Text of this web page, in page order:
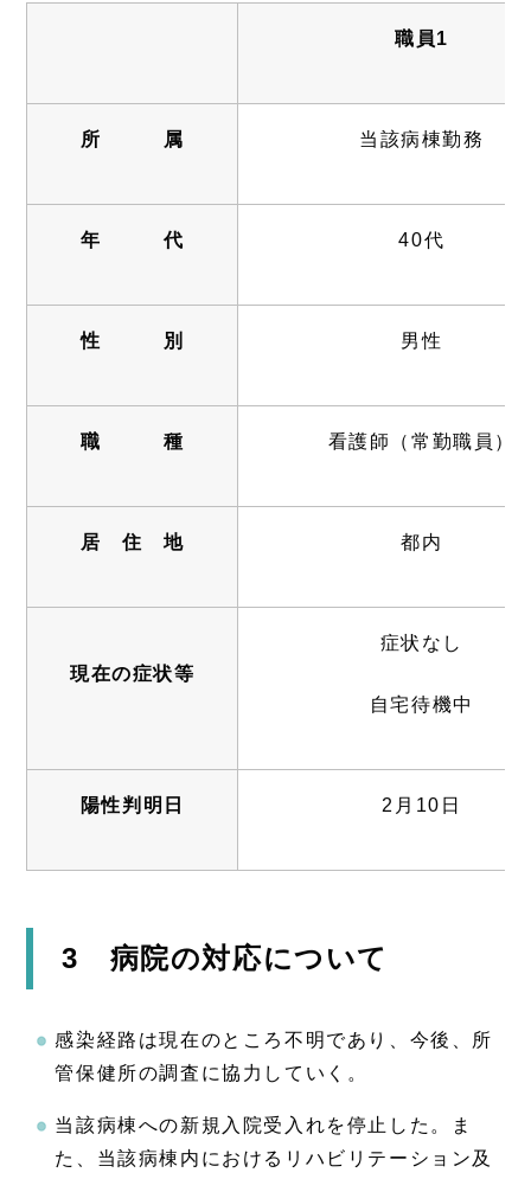
職員1
所 属 当該病棟勤務
年 代 40代
性 別 男性
職 種 看護師（常勤職員）
居 住 地 都内
現在の症状等
症状なし
自宅待機中
陽性判明日 2月10日
3 病院の対応について
感染経路は現在のところ不明であり、今後、所
管保健所の調査に協力していく。
当該病棟への新規入院受入れを停止した。ま
た、当該病棟内におけるリハビリテーション及